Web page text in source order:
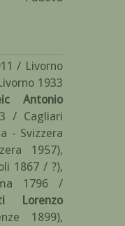
/ Livorno
1933
Antonio
/ Cagliari
- Svizzera
1957),
1867 / ?),
1796 /
Lorenzo
1899),